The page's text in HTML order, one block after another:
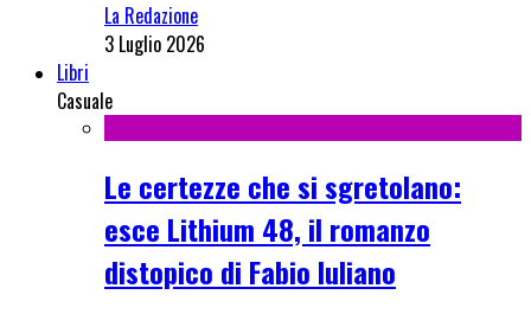
La Redazione
3 Luglio 2026
Libri
Casuale
Le certezze che si sgretolano:
esce Lithium 48, il romanzo
distopico di Fabio Iuliano